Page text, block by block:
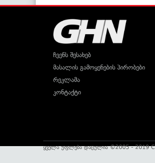
ჩვენს შესახებ
მასალის გამოყენების პირობები
რეკლამა
კონტაქტი
ყველა უფლება დაცულია ©2005 - 2019